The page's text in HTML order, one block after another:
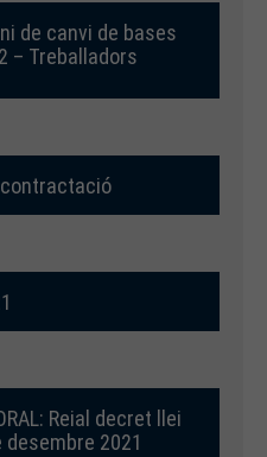
de canvi de bases
– Treballadors
Reial decret llei
desembre 2021